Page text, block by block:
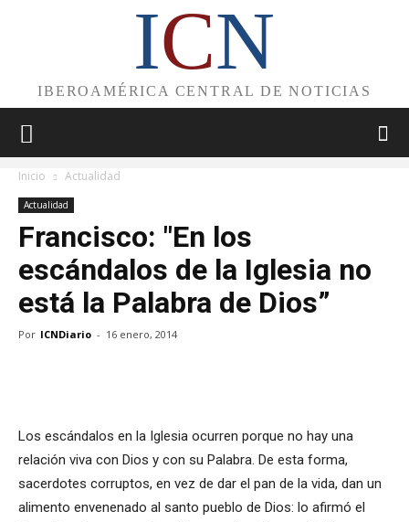
ICN
IBEROAMÉRICA CENTRAL DE NOTICIAS
Inicio Actualidad
Actualidad
Francisco: "En los
escándalos de la Iglesia no
está la Palabra de Dios”
Por ICNDiario - 16 enero, 2014
Los escándalos en la Iglesia ocurren porque no hay una
relación viva con Dios y con su Palabra. De esta forma,
sacerdotes corruptos, en vez de dar el pan de la vida, dan un
alimento envenenado al santo pueblo de Dios: lo afirmó el